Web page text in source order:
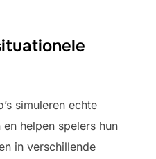
simuleren echte
helpen spelers hun
in verschillende